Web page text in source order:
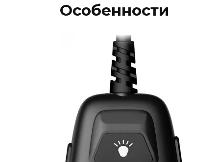
Особенности